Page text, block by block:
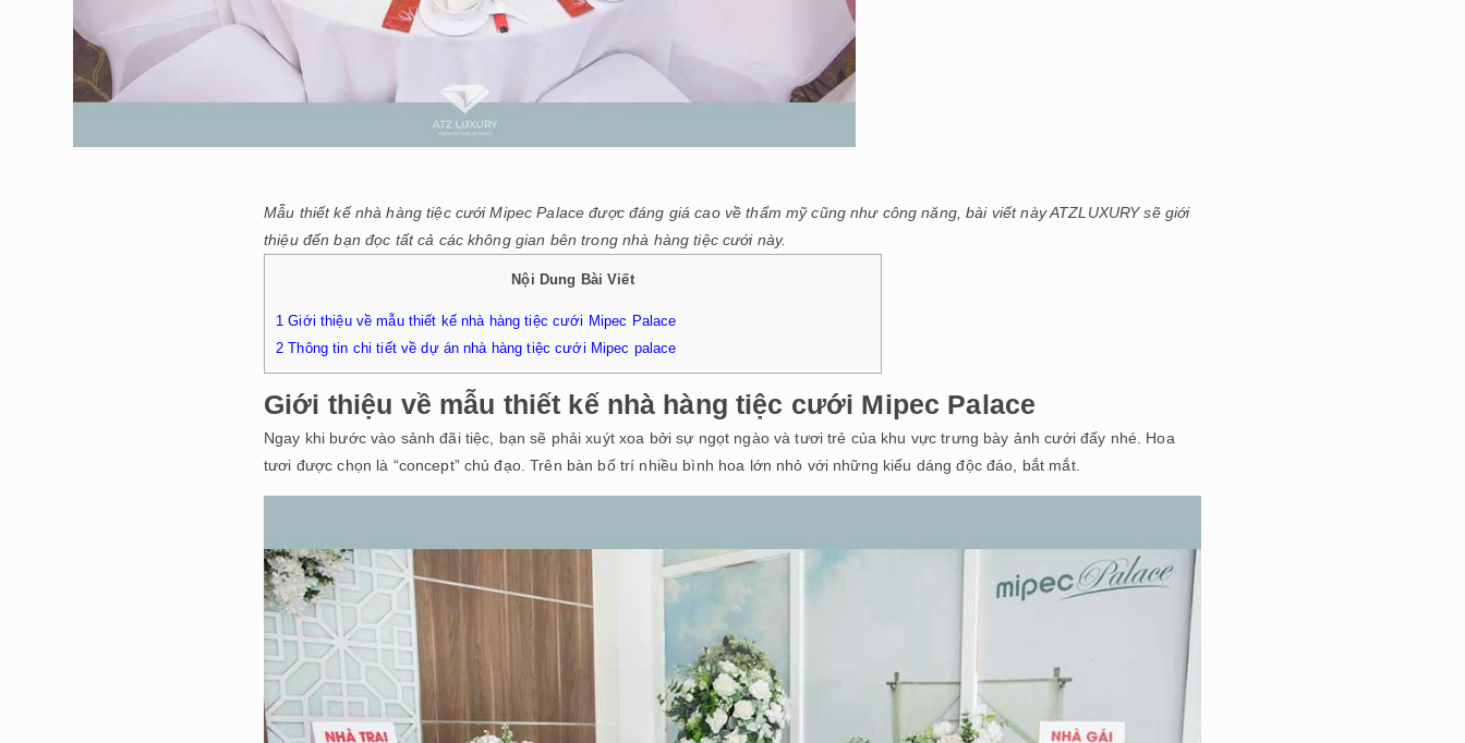
Mẫu thiết kế nhà hàng tiệc cưới Mipec Palace được đáng giá cao về thẩm mỹ cũng như công năng, bài viết này ATZLUXURY sẽ giới
thiệu đến bạn đọc tất cả các không gian bên trong nhà hàng tiệc cưới này.
Nội Dung Bài Viết
1 Giới thiệu về mẫu thiết kế nhà hàng tiệc cưới Mipec Palace
2 Thông tin chi tiết về dự án nhà hàng tiệc cưới Mipec palace
Giới thiệu về mẫu thiết kế nhà hàng tiệc cưới Mipec Palace
Ngay khi bước vào sảnh đãi tiệc, bạn sẽ phải xuýt xoa bởi sự ngọt ngào và tươi trẻ của khu vực trưng bày ảnh cưới đấy nhé. Hoa
tươi được chọn là “concept” chủ đạo. Trên bàn bố trí nhiều bình hoa lớn nhỏ với những kiểu dáng độc đáo, bắt mắt.